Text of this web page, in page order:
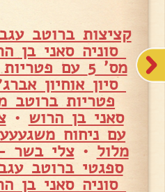
קציצות ברוטב
סוניה סאני בן
מס' 5 עם
סיון אוחיון
פטריות ברוטב
סאני בן הרוש •
עם ניחוח
מלול •צלי בשר
ספגטי ברוטב
סוניה סאני בן